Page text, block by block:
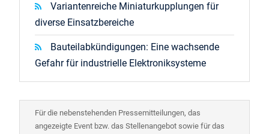
Variantenreiche Miniaturkupplungen für
diverse Einsatzbereiche
Bauteilabkündigungen: Eine wachsende
Gefahr für industrielle Elektroniksysteme
Für die nebenstehenden Pressemitteilungen, das
angezeigte Event bzw. das Stellenangebot sowie für das